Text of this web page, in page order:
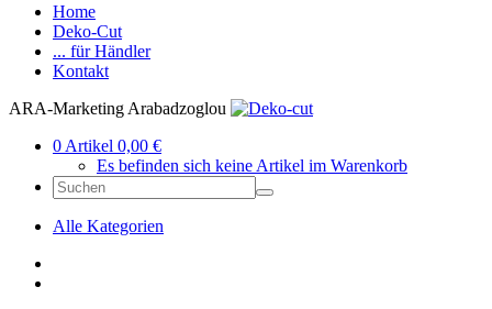
Home
Deko-Cut
... für Händler
Kontakt
ARA-Marketing Arabadzoglou
0 Artikel 0,00 €
Es befinden sich keine Artikel im Warenkorb
Alle Kategorien